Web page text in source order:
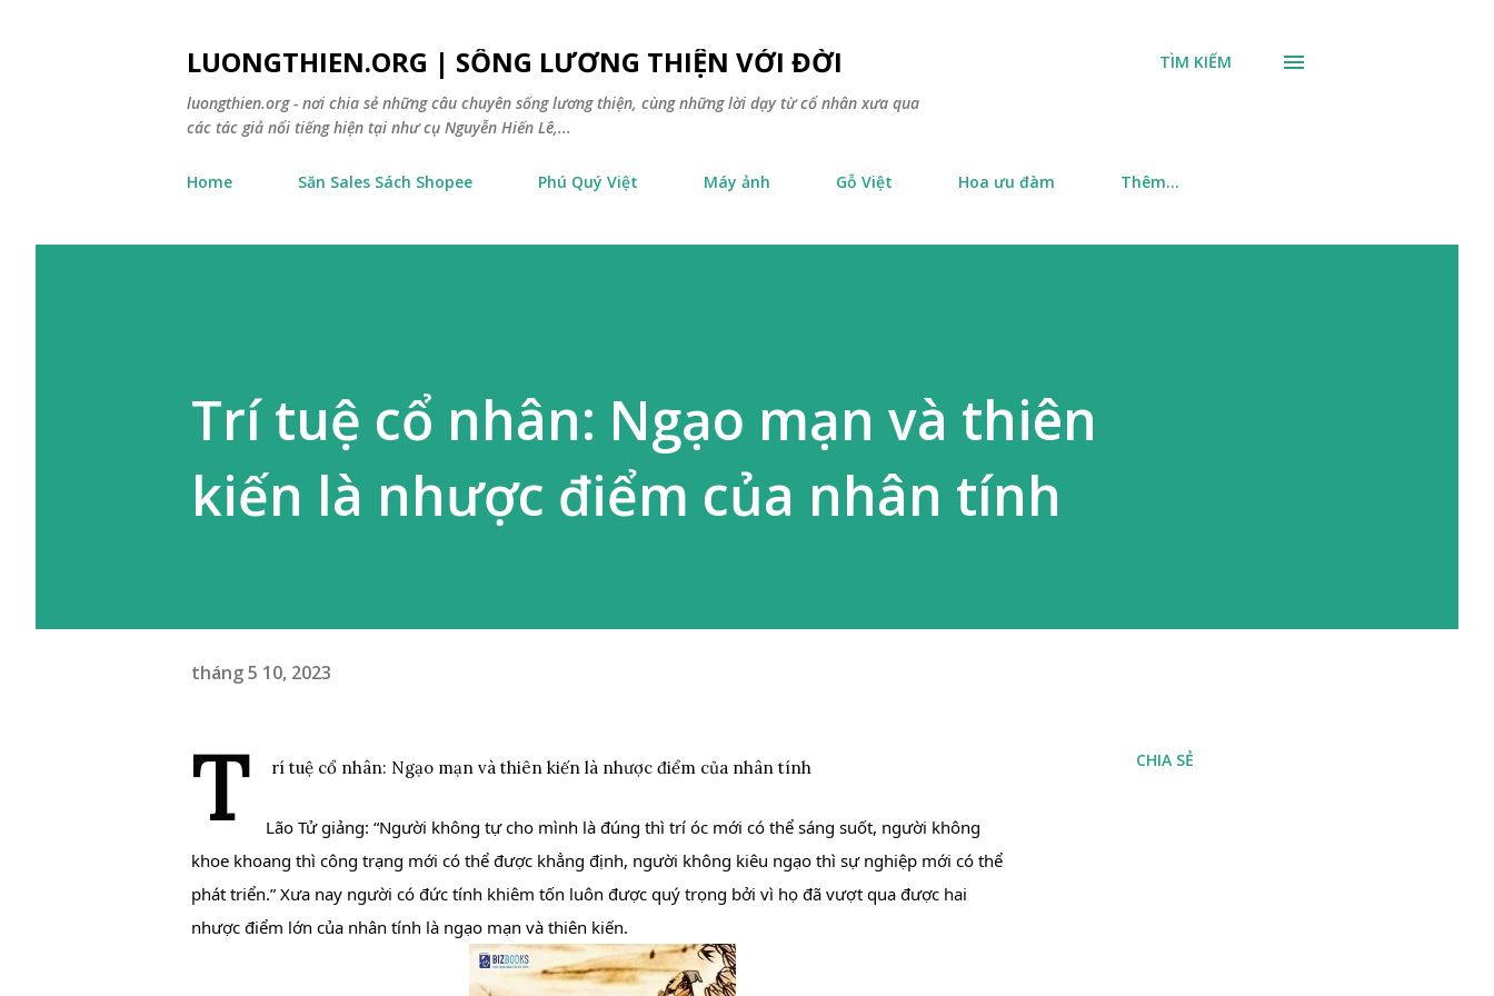
LUONGTHIEN.ORG | SỐNG LƯƠNG THIỆN VỚI ĐỜI
luongthien.org - nơi chia sẻ những câu chuyên sống lương thiện, cùng những lời dạy từ cổ nhân xưa qua
các tác giả nổi tiếng hiện tại như cụ Nguyễn Hiến Lê,...
TÌM KIẾM
Home Săn Sales Sách Shopee Phú Quý Việt Máy ảnh Gỗ Việt Hoa ưu đàm Thêm…
Trí tuệ cổ nhân: Ngạo mạn và thiên
kiến là nhược điểm của nhân tính
tháng 5 10, 2023
T rí tuệ cổ nhân: Ngạo mạn và thiên kiến là nhược điểm của nhân tính
Lão Tử giảng: “Người không tự cho mình là đúng thì trí óc mới có thể sáng suốt, người không
khoe khoang thì công trạng mới có thể được khẳng định, người không kiêu ngạo thì sự nghiệp mới có thể
phát triển.” Xưa nay người có đức tính khiêm tốn luôn được quý trọng bởi vì họ đã vượt qua được hai
nhược điểm lớn của nhân tính là ngạo mạn và thiên kiến.
CHIA SẺ